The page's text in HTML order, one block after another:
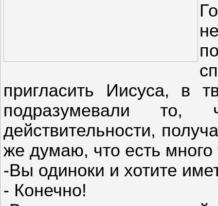
пригласить Иисуса, в
подразумевали
действительности,
же думаю, что есть
-Вы одиноки и хотите
- Конечно!